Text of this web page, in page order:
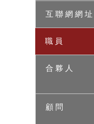
互 聯 網 網 址
職 員
合 夥 人
顧 問